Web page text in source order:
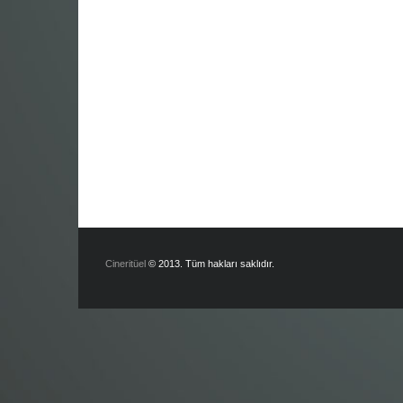
Cineritüel © 2013. Tüm hakları saklıdır.